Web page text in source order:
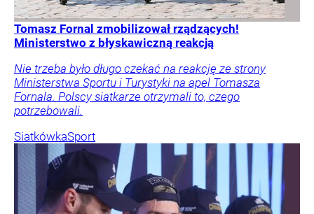
Tomasz Fornal zmobilizował rządzących!
Ministerstwo z błyskawiczną reakcją
Nie trzeba było długo czekać na reakcję ze strony
Ministerstwa Sportu i Turystyki na apel Tomasza
Fornala. Polscy siatkarze otrzymali to, czego
potrzebowali.
SiatkówkaSport